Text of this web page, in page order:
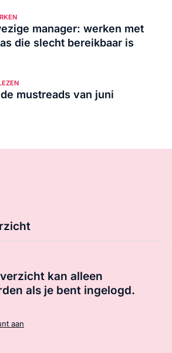
manager: werken met
die slecht bereikbaar is
mustreads van juni
kan alleen
als je bent ingelogd.
aan